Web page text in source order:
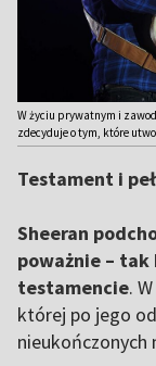
W życiu prywatnym i
zdecyduje o tym, które
Testament i
Sheeran
poważnie – tak
testamencie.
której po jego
nieukończonych